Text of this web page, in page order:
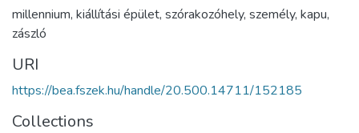
millennium, kiállítási épület, szórakozóhely, személy, kapu,
zászló
URI
https://bea.fszek.hu/handle/20.500.14711/152185
Collections